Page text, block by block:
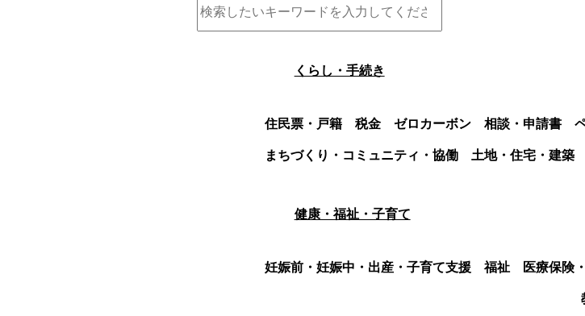
くらし・手続き
住民票・戸籍 税金 ゼロカーボン 相談・申請書
まちづくり・コミュニティ・協働
土地・住宅・建築
健康・福祉・子育て
妊娠前・妊娠中・出産・子育て支援 福祉 医療保険